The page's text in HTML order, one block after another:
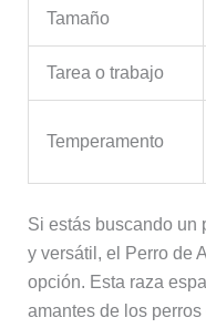
Tamaño
Tarea o trabajo
Temperamento
Si estás buscando un
y versátil, el Perro de
opción. Esta raza
amantes de los